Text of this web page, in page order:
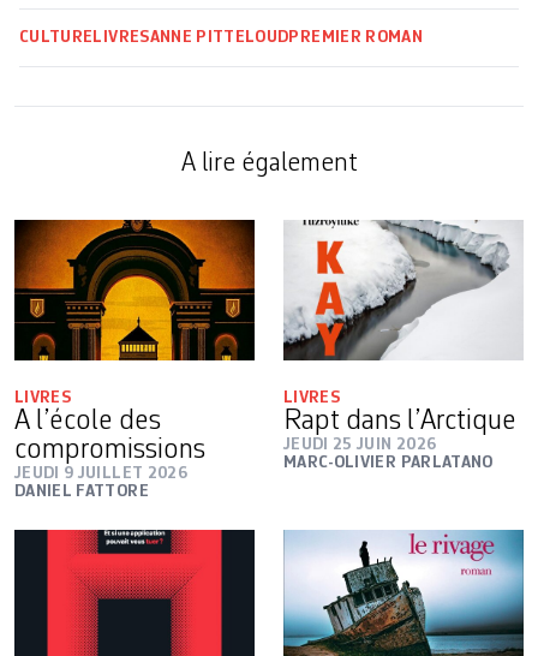
CULTURE LIVRESANNE PITTELOUD PREMIER ROMAN
A lire également
LIVRES
A l’école des
compromissions
JEUDI 9 JUILLET 2026
DANIEL FATTORE
LIVRES
Rapt dans l’Arctique
JEUDI 25 JUIN 2026
MARC-OLIVIER PARLATANO